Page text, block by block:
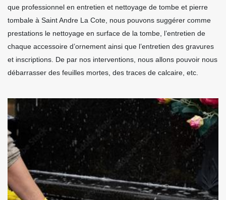
que professionnel en entretien et nettoyage de tombe et pierre
tombale à Saint Andre La Cote, nous pouvons suggérer comme
prestations le nettoyage en surface de la tombe, l’entretien de
chaque accessoire d’ornement ainsi que l’entretien des gravures
et inscriptions. De par nos interventions, nous allons pouvoir nous
débarrasser des feuilles mortes, des traces de calcaire, etc.